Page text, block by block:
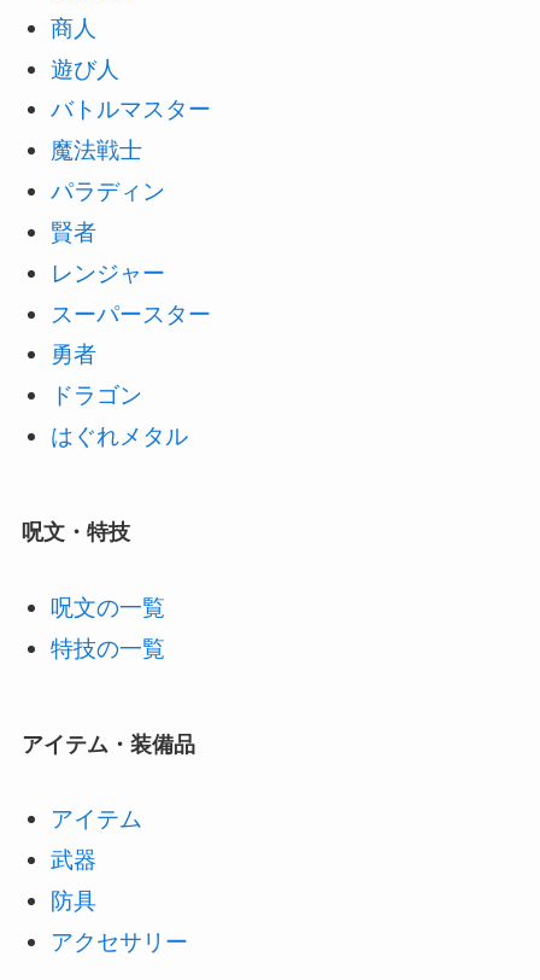
商人
遊び人
バトルマスター
魔法戦士
パラディン
賢者
レンジャー
スーパースター
勇者
ドラゴン
はぐれメタル
呪文・特技
呪文の一覧
特技の一覧
アイテム・装備品
アイテム
武器
防具
アクセサリー